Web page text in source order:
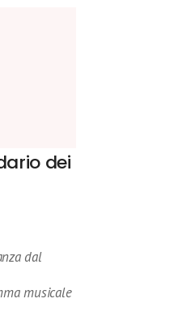
dei
dal
musicale